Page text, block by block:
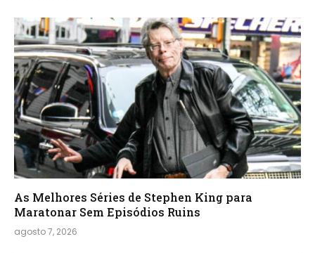
As Melhores Séries de Stephen King para
Maratonar Sem Episódios Ruins
agosto 7, 2026